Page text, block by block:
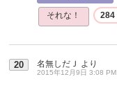
それな！ 284
20 名無しだＪ より
2015年12月9日 3:08 PM